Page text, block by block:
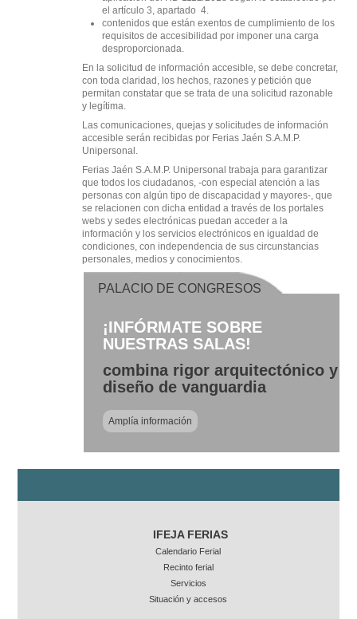
el artículo 3, apartado 4.
contenidos que están exentos de cumplimiento de los
requisitos de accesibilidad por imponer una carga
desproporcionada.
En la solicitud de información accesible, se debe concretar,
con toda claridad, los hechos, razones y petición que
permitan constatar que se trata de una solicitud razonable
y legítima.
Las comunicaciones, quejas y solicitudes de información
accesible serán recibidas por Ferias Jaén S.A.M.P.
Unipersonal.
Ferias Jaén S.A.M.P. Unipersonal trabaja para garantizar
que todos los ciudadanos, -con especial atención a las
personas con algún tipo de discapacidad y mayores-, que
se relacionen con dicha entidad a través de los portales
webs y sedes electrónicas puedan acceder a la
información y los servicios electrónicos en igualdad de
condiciones, con independencia de sus circunstancias
personales, medios y conocimientos.
PALACIO DE CONGRESOS
¡INFÓRMATE SOBRE
NUESTRAS SALAS!
combina rigor arquitectónico y
diseño de vanguardia
Amplía información
IFEJA FERIAS
Calendario Ferial
Recinto ferial
Servicios
Situación y accesos